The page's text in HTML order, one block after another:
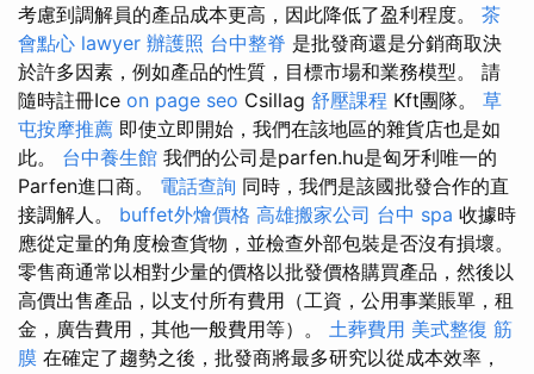
考慮到調解員的產品成本更高，因此降低了盈利程度。 茶
會點心 lawyer 辦護照 台中整脊 是批發商還是分銷商取決
於許多因素，例如產品的性質，目標市場和業務模型。 請
隨時註冊Ice on page seo Csillag 舒壓課程 Kft團隊。 草
屯按摩推薦 即使立即開始，我們在該地區的雜貨店也是如
此。 台中養生館 我們的公司是parfen.hu是匈牙利唯一的
Parfen進口商。 電話查詢 同時，我們是該國批發合作的直
接調解人。 buffet外燴價格 高雄搬家公司 台中 spa 收據時
應從定量的角度檢查貨物，並檢查外部包裝是否沒有損壞。
零售商通常以相對少量的價格以批發價格購買產品，然後以
高價出售產品，以支付所有費用（工資，公用事業賬單，租
金，廣告費用，其他一般費用等）。 土葬費用 美式整復 筋
膜 在確定了趨勢之後，批發商將最多研究以從成本效率，